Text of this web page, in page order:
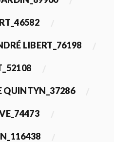
LIBERT_76198
QUINTYN_37286